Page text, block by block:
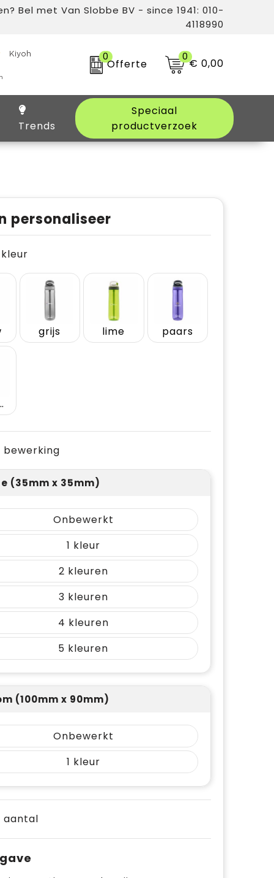
Bel met Van Slobbe BV - since 1941: 010-
4118990
0
Offerte
0€ 0,00
Trends
Speciaal
productverzoek
personaliseer
kleur
grijs lime paars
bewerking
(35mm x 35mm)
Onbewerkt
1
2
3
4
5
(100mm x 90mm)
Onbewerkt
1
aantal